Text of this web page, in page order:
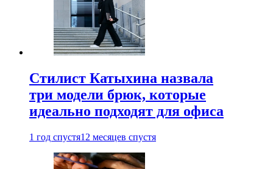
Стилист Катыхина назвала
три модели брюк, которые
идеально подходят для офиса
1 год спустя12 месяцев спустя